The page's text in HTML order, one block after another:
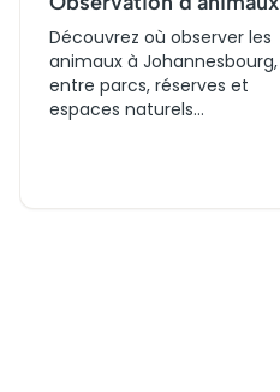
Découvrez où observer les
animaux à Johannesbourg,
entre parcs, réserves et
espaces naturels